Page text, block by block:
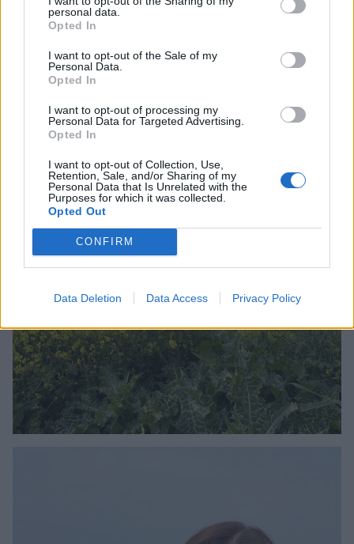
personal data.
Opted In
I want to opt-out of the Sale of my
Personal Data.
Opted In
I want to opt-out of processing my
Personal Data for Targeted Advertising.
Opted In
I want to opt-out of Collection, Use,
Retention, Sale, and/or Sharing of my
Personal Data that Is Unrelated with the
Purposes for which it was collected.
Opted Out
CONFIRM
Data Deletion Data Access Privacy Policy